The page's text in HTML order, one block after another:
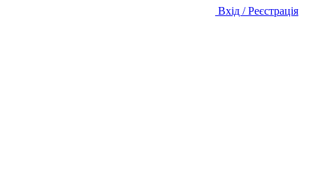
Вхід / Реєстрація